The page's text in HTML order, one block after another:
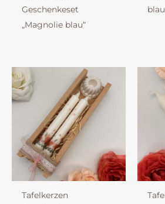
Geschenkeset
„Magnolie blau“
Tafelkerzen